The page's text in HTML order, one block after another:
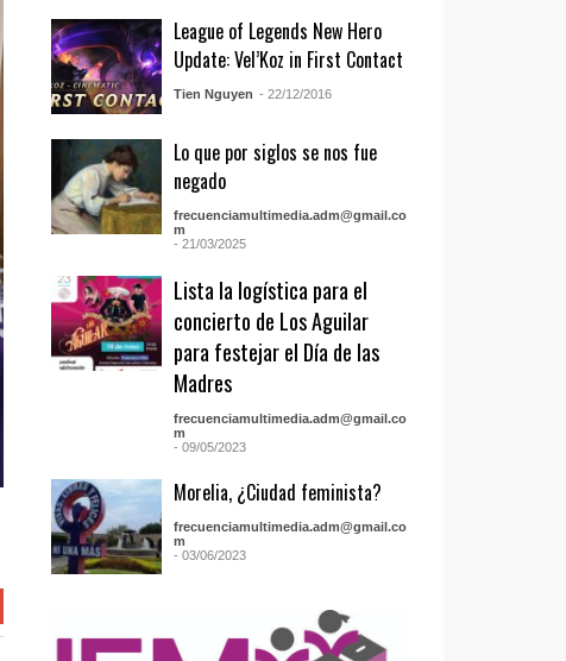
League of Legends New Hero
Update: Vel’Koz in First Contact
Tien Nguyen - 22/12/2016
Lo que por siglos se nos fue
negado
frecuenciamultimedia.adm@gmail.co
m
- 21/03/2025
Lista la logística para el
concierto de Los Aguilar
para festejar el Día de las
Madres
frecuenciamultimedia.adm@gmail.co
m
- 09/05/2023
Morelia, ¿Ciudad feminista?
frecuenciamultimedia.adm@gmail.co
m
- 03/06/2023